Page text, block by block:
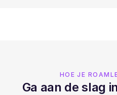
HOE JE
Ga aan de slag